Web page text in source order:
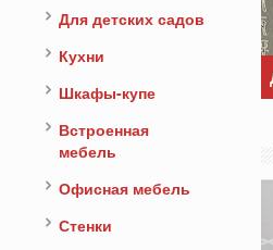
Для детских садов
Кухни
Шкафы-купе
Встроенная
мебель
Офисная мебель
Стенки